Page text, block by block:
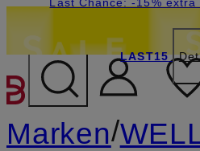
ZUM
LAST15
Marken/